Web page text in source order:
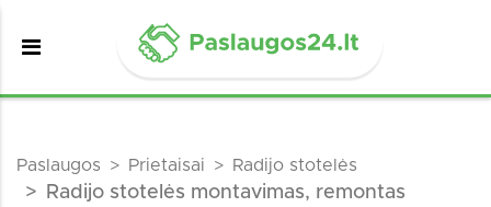
Paslaugos Prietaisai Radijo stotelės
Radijo stotelės montavimas, remontas